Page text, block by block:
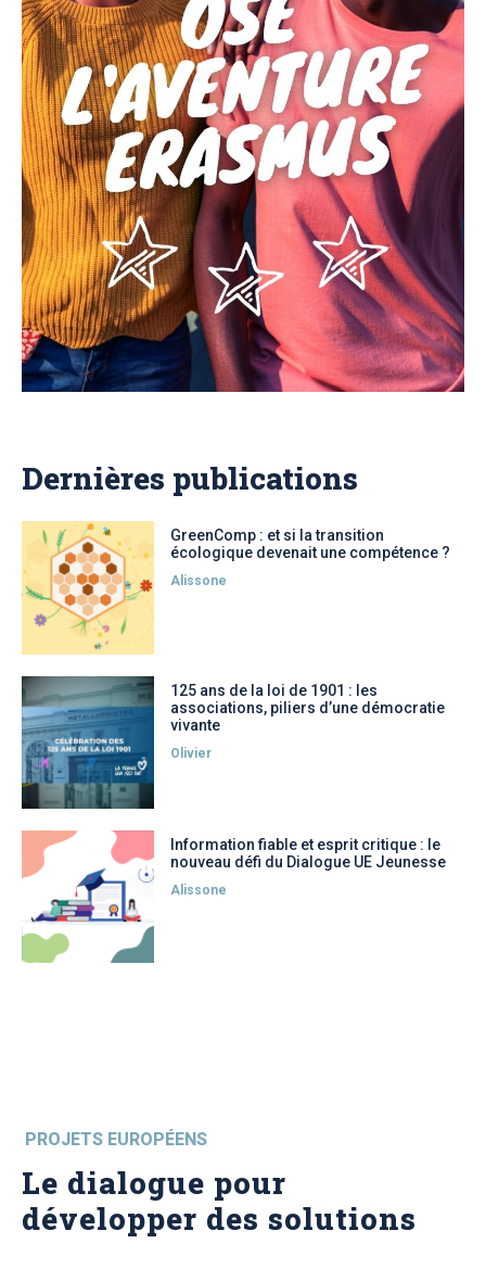
Dernières publications
GreenComp : et si la transition
écologique devenait une compétence ?
Alissone
125 ans de la loi de 1901 : les
associations, piliers d’une démocratie
vivante
Olivier
Information fiable et esprit critique : le
nouveau défi du Dialogue UE Jeunesse
Alissone